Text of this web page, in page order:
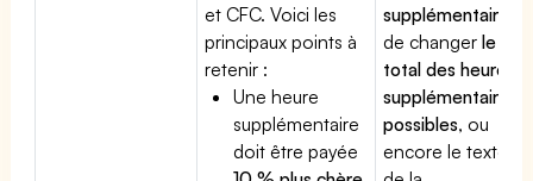
et CFC. Voici les
principaux points à
retenir :
Une heure
supplémentaire
doit être payée
supplémentaire
de changerle
total des heures
supplémentaires
possibles, ou
encore le texte